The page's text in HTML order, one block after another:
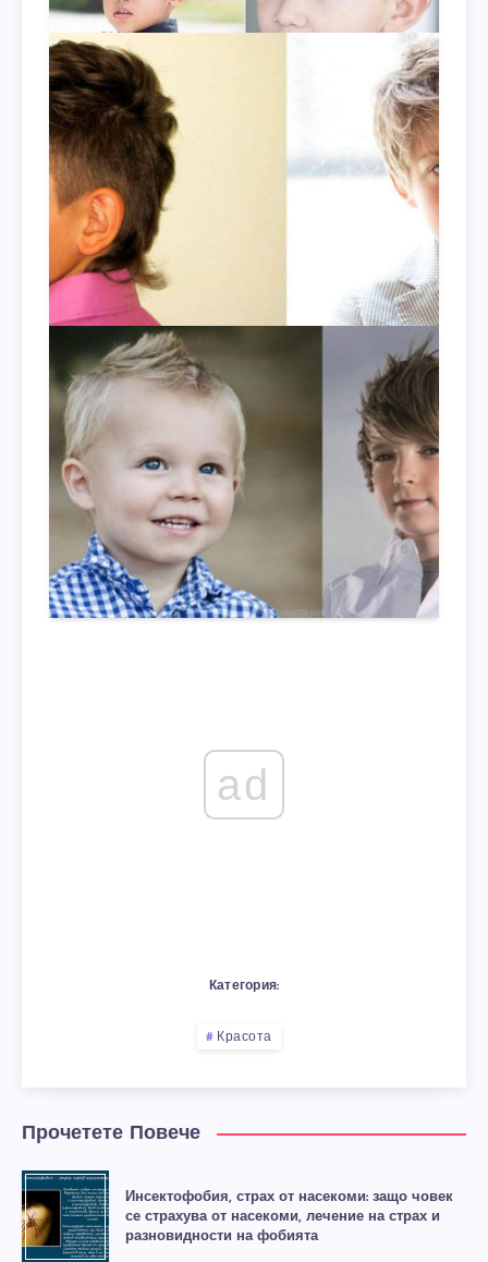
ad
Категория:
Красота
Прочетете Повече
Инсектофобия, страх от насекоми: защо човек
се страхува от насекоми, лечение на страх и
разновидности на фобията